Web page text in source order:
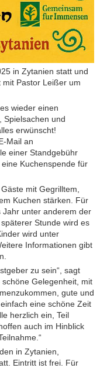
in Zytanien statt und
Pastor Leißer um
wieder einen
Spielsachen und
erwünscht!
Mail an
einer Standgebühr
Kuchenspende für
mit Gegrilltem,
Kuchen stärken. Für
Jahr unter anderem der
Stunde wird es
wird unter
Informationen gibt
zu sein“, sagt
Gelegenheit, mit
gute und
eine schöne Zeit
herzlich ein, Teil
auch im Hinblick
in Zytanien,
Eintritt ist frei. Für